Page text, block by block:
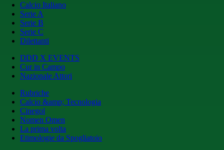
Calcio Italiano
Serie A
Serie B
Serie C
Dilettanti
DDD X EVENTS
Cur in Campo
Nazionale Attori
Rubriche
Calcio &amp; Tecnologia
Cinegol
Nomen Omen
La prima volta
Etimologie da Spogliatoio